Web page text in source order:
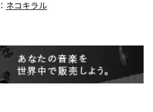
ネコキラル